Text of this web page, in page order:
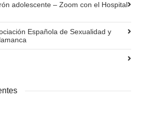
adolescente – Zoom con el Hospital
Española de Sexualidad y